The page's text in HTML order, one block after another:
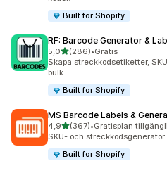
Built for Shopify
RF: Barcode Generator &
5,0av 5 stjärnor
(286)
286 recensioner totalt
•Gratis
Skapa streckkodsetiketter,
bulk
Built for Shopify
MS Barcode Labels &
4,9av 5 stjärnor
(367)
367 recensioner totalt
•Gratisplan
SKU- och streckkodsgenerator
Built for Shopify